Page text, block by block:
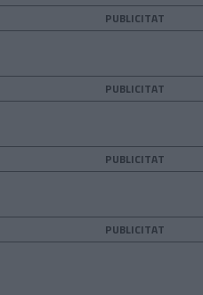
PUBLICITAT
PUBLICITAT
PUBLICITAT
PUBLICITAT